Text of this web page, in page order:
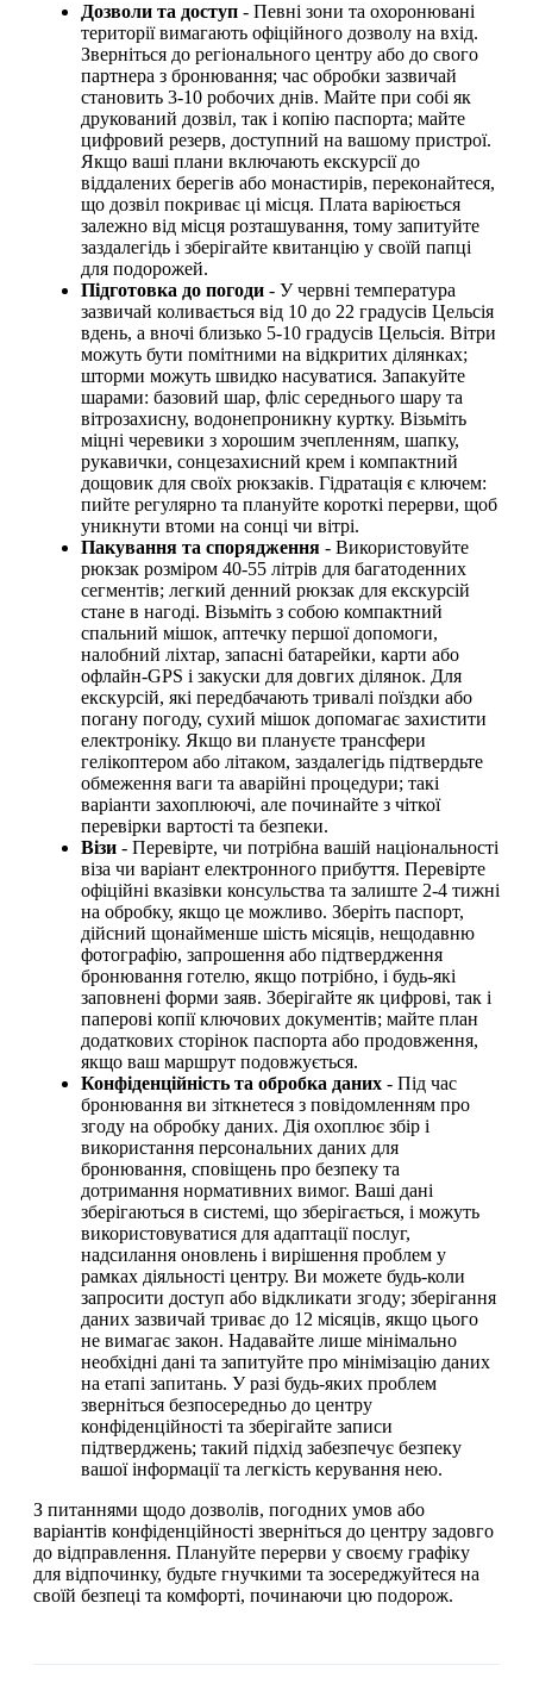
Дозволи та доступ - Певні зони та охоронювані
території вимагають офіційного дозволу на вхід.
Зверніться до регіонального центру або до свого
партнера з бронювання; час обробки зазвичай
становить 3-10 робочих днів. Майте при собі як
друкований дозвіл, так і копію паспорта; майте
цифровий резерв, доступний на вашому пристрої.
Якщо ваші плани включають екскурсії до
віддалених берегів або монастирів, переконайтеся,
що дозвіл покриває ці місця. Плата варіюється
залежно від місця розташування, тому запитуйте
заздалегідь і зберігайте квитанцію у своїй папці
для подорожей.
Підготовка до погоди - У червні температура
зазвичай коливається від 10 до 22 градусів Цельсія
вдень, а вночі близько 5-10 градусів Цельсія. Вітри
можуть бути помітними на відкритих ділянках;
шторми можуть швидко насуватися. Запакуйте
шарами: базовий шар, фліс середнього шару та
вітрозахисну, водонепроникну куртку. Візьміть
міцні черевики з хорошим зчепленням, шапку,
рукавички, сонцезахисний крем і компактний
дощовик для своїх рюкзаків. Гідратація є ключем:
пийте регулярно та плануйте короткі перерви, щоб
уникнути втоми на сонці чи вітрі.
Пакування та спорядження - Використовуйте
рюкзак розміром 40-55 літрів для багатоденних
сегментів; легкий денний рюкзак для екскурсій
стане в нагоді. Візьміть з собою компактний
спальний мішок, аптечку першої допомоги,
налобний ліхтар, запасні батарейки, карти або
офлайн-GPS і закуски для довгих ділянок. Для
екскурсій, які передбачають тривалі поїздки або
погану погоду, сухий мішок допомагає захистити
електроніку. Якщо ви плануєте трансфери
гелікоптером або літаком, заздалегідь підтвердьте
обмеження ваги та аварійні процедури; такі
варіанти захоплюючі, але починайте з чіткої
перевірки вартості та безпеки.
Візи - Перевірте, чи потрібна вашій національності
віза чи варіант електронного прибуття. Перевірте
офіційні вказівки консульства та залиште 2-4 тижні
на обробку, якщо це можливо. Зберіть паспорт,
дійсний щонайменше шість місяців, нещодавню
фотографію, запрошення або підтвердження
бронювання готелю, якщо потрібно, і будь-які
заповнені форми заяв. Зберігайте як цифрові, так і
паперові копії ключових документів; майте план
додаткових сторінок паспорта або продовження,
якщо ваш маршрут подовжується.
Конфіденційність та обробка даних - Під час
бронювання ви зіткнетеся з повідомленням про
згоду на обробку даних. Дія охоплює збір і
використання персональних даних для
бронювання, сповіщень про безпеку та
дотримання нормативних вимог. Ваші дані
зберігаються в системі, що зберігається, і можуть
використовуватися для адаптації послуг,
надсилання оновлень і вирішення проблем у
рамках діяльності центру. Ви можете будь-коли
запросити доступ або відкликати згоду; зберігання
даних зазвичай триває до 12 місяців, якщо цього
не вимагає закон. Надавайте лише мінімально
необхідні дані та запитуйте про мінімізацію даних
на етапі запитань. У разі будь-яких проблем
зверніться безпосередньо до центру
конфіденційності та зберігайте записи
підтверджень; такий підхід забезпечує безпеку
вашої інформації та легкість керування нею.
З питаннями щодо дозволів, погодних умов або
варіантів конфіденційності зверніться до центру задовго
до відправлення. Плануйте перерви у своєму графіку
для відпочинку, будьте гнучкими та зосереджуйтеся на
своїй безпеці та комфорті, починаючи цю подорож.